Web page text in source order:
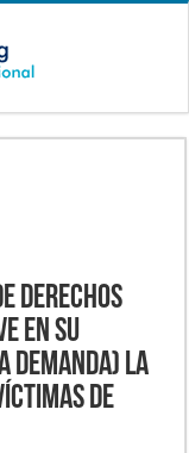
Derechos
en su
demanda) la
de